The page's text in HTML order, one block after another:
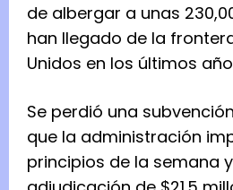
de albergar a unas
han llegado de la
Unidos en los últimos
Se perdió una
que la administración
principios de la semana